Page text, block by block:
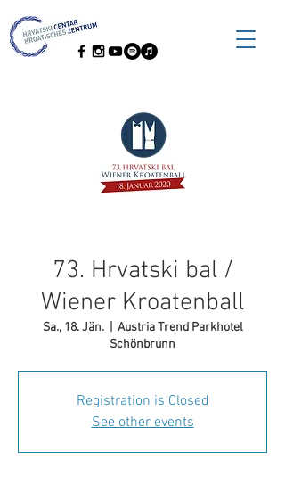
73. Hrvatski bal /
Wiener Kroatenball
Sa., 18. Jän.
  |
Austria Trend Parkhotel
Schönbrunn
Registration is Closed
See other events